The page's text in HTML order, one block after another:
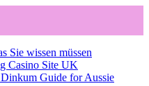
Sie wissen müssen
Casino Site UK
Guide for Aussie